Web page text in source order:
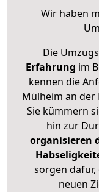
Wir haben
Die
Erfahrung im
kennen die
Mülheim an der
Sie kümmern
hin zur
organisieren
sorgen
neuen